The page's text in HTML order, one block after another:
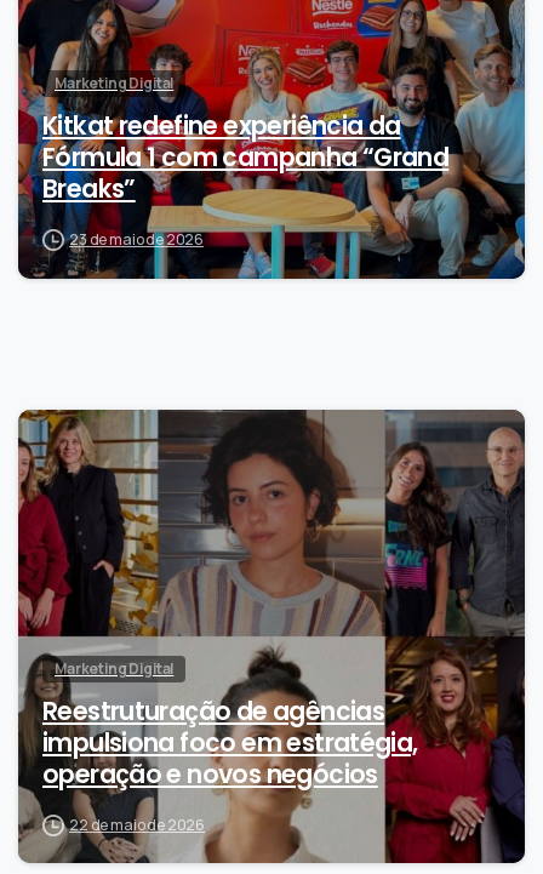
Marketing Digital
Kitkat redefine experiência da
Fórmula 1 com campanha “Grand
Breaks”
23 de maio de 2026
-
Marketing Digital
Reestruturação de agências
impulsiona foco em estratégia,
operação e novos negócios
22 de maio de 2026